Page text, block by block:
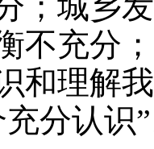
不充分
和理解
分认识